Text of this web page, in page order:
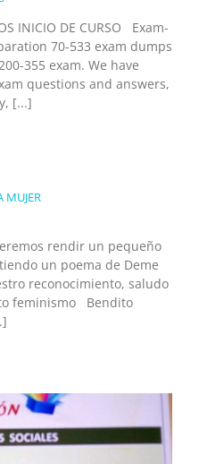
INICIO DE CURSO Exam-
70-533 exam dumps
355 exam. We have
questions and answers,
[...]
MUJER
rendir un pequeño
un poema de Deme
reconocimiento, saludo
feminismo Bendito